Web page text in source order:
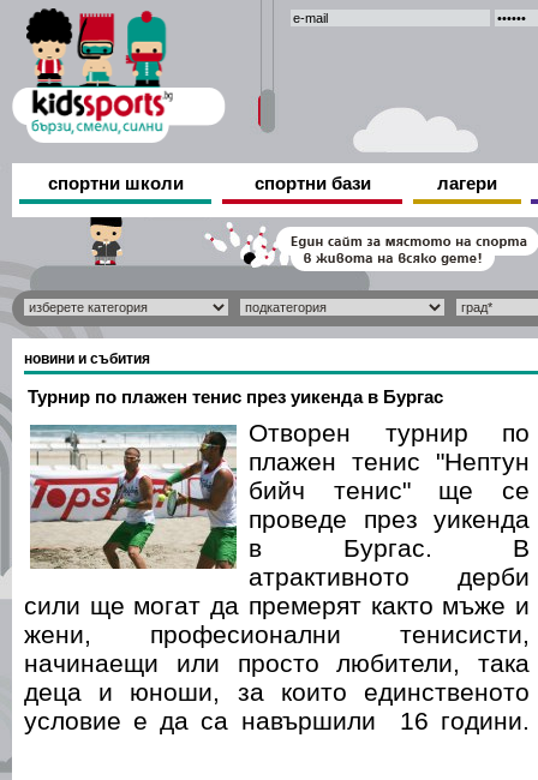
спортни школи спортни бази лагери
новини и събития
Турнир по плажен тенис през уикенда в Бургас
Отворен турнир по
плажен тенис "Нептун
бийч тенис" ще се
проведе през уикенда
в Бургас. В
атрактивното дерби
сили ще могат да премерят както мъже и
жени, професионални тенисисти,
начинаещи или просто любители, така
деца и юноши, за които единственото
условие е да са навършили 16 години.